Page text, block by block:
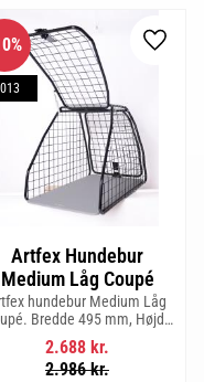
Artfex Hundebur
Medium Låg Coupé
hundebur Medium Låg
Bredde 495 mm, Højde
580 mm, Dybde 830 mm og
vægt 15,2 kg.
2.688 kr.
2.986kr.
% Gem